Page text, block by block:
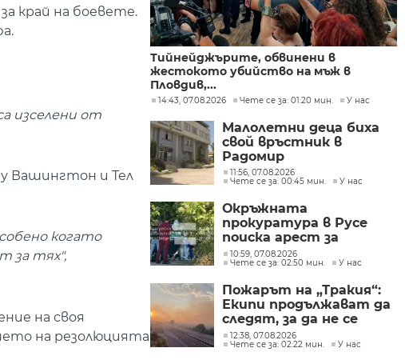
край на боевете.
изселени от
Вашингтон и Тел
когато
за тях",
на своя
на резолюцията
Тийнейджърите, обвинени в
жестокото убийство на мъж в
Пловдив,...
14:43, 07.08.2026 Чете се за: 01:20 мин. У нас
Малолетни деца биха
свой връстник в
Радомир
11:56, 07.08.2026
Чете се за: 00:45 мин.
У нас
Окръжната
прокуратура в Русе
поиска арест за
петима от
участниците в
разбитата
лаборатория за
фентанил
10:59, 07.08.2026
Чете се за: 02:50 мин.
У нас
Пожарът на „Тракия“:
Екипи продължават да
следят, за да не се
разпространява
огънят
12:38, 07.08.2026
Чете се за: 02:22 мин.
У нас